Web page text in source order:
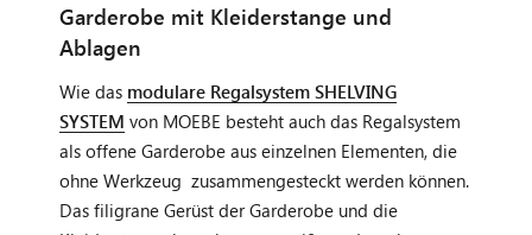
Garderobe mit Kleiderstange und
Ablagen
Wie das modulare Regalsystem SHELVING
SYSTEM von MOEBE besteht auch das Regalsystem
als offene Garderobe aus einzelnen Elementen, die
ohne Werkzeug zusammengesteckt werden können.
Das filigrane Gerüst der Garderobe und die